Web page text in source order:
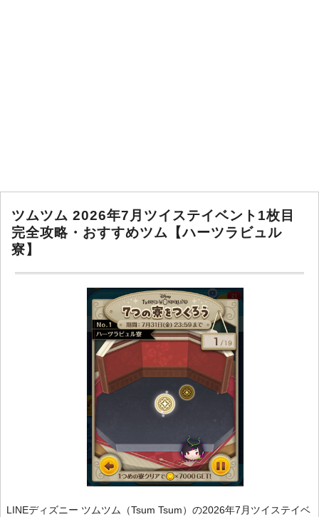
ツムツム 2026年7月ツイステイベント1枚目
完全攻略・おすすめツム【ハーツラビュル
寮】
LINEディズニー ツムツム（Tsum Tsum）の2026年7月ツイステイベ